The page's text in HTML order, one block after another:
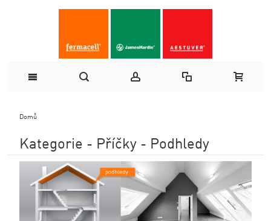
Domů
Kategorie - Příčky - Podhledy